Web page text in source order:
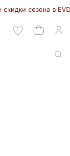
сезона в